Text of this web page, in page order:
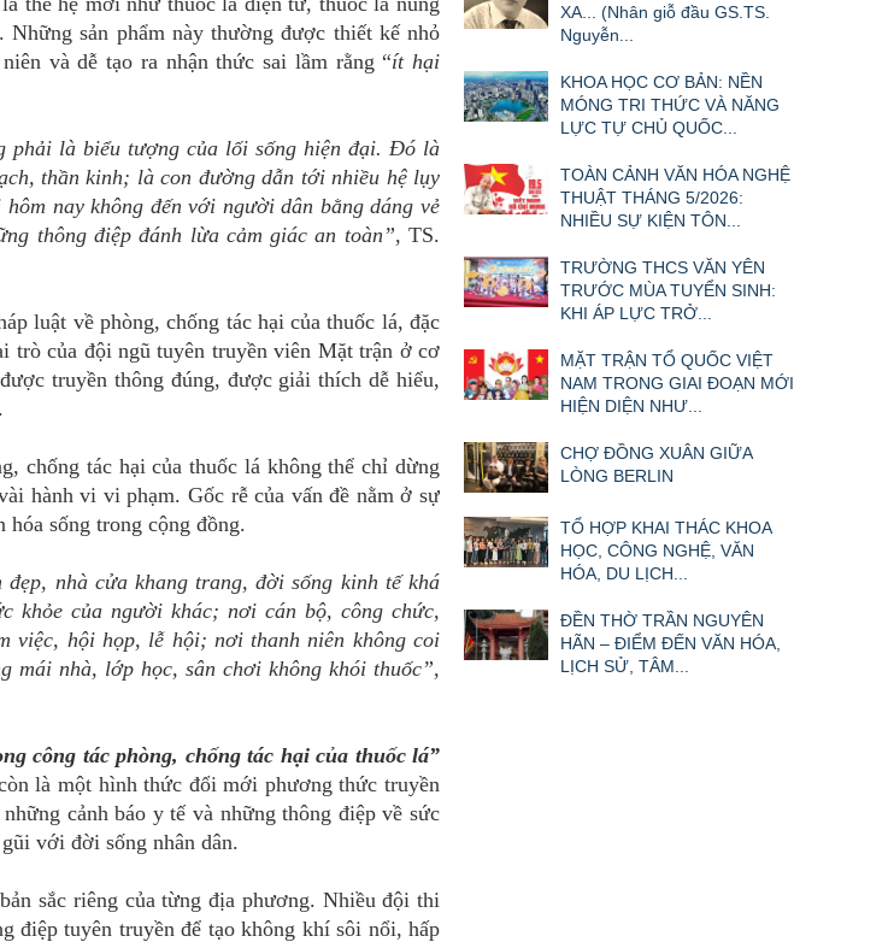
sản phẩm này thường được thiết kế nhỏ
và dễ tạo ra nhận thức sai lầm rằng “ít hại
phải là biểu tượng của lối sống hiện đại. Đó là
thần kinh; là con đường dẫn tới nhiều hệ lụy
nay không đến với người dân bằng dáng vẻ
thông điệp đánh lừa cảm giác an toàn”, TS.
luật về phòng, chống tác hại của thuốc lá, đặc
trò của đội ngũ tuyên truyền viên Mặt trận ở cơ
truyền thông đúng, được giải thích dễ hiểu,
chống tác hại của thuốc lá không thể chỉ dừng
hành vi vi phạm. Gốc rễ của vấn đề nằm ở sự
sống trong cộng đồng.
nhà cửa khang trang, đời sống kinh tế khá
khỏe của người khác; nơi cán bộ, công chức,
việc, hội họp, lễ hội; nơi thanh niên không coi
nhà, lớp học, sân chơi không khói thuốc”,
công tác phòng, chống tác hại của thuốc lá”
là một hình thức đổi mới phương thức truyền
cảnh báo y tế và những thông điệp về sức
với đời sống nhân dân.
sắc riêng của từng địa phương. Nhiều đội thi
điệp tuyên truyền để tạo không khí sôi nổi, hấp
XA... (Nhân giỗ đầu GS.TS.
Nguyễn...
KHOA HỌC CƠ BẢN: NỀN
MÓNG TRI THỨC VÀ NĂNG
LỰC TỰ CHỦ QUỐC...
TOÀN CẢNH VĂN HÓA NGHỆ
THUẬT THÁNG 5/2026:
NHIỀU SỰ KIỆN TÔN...
TRƯỜNG THCS VĂN YÊN
TRƯỚC MÙA TUYỂN SINH:
KHI ÁP LỰC TRỞ...
MẶT TRẬN TỔ QUỐC VIỆT
NAM TRONG GIAI ĐOẠN MỚI
HIỆN DIỆN NHƯ...
CHỢ ĐỒNG XUÂN GIỮA
LÒNG BERLIN
TỔ HỢP KHAI THÁC KHOA
HỌC, CÔNG NGHỆ, VĂN
HÓA, DU LỊCH...
ĐỀN THỜ TRẦN NGUYÊN
HÃN – ĐIỂM ĐẾN VĂN HÓA,
LỊCH SỬ, TÂM...